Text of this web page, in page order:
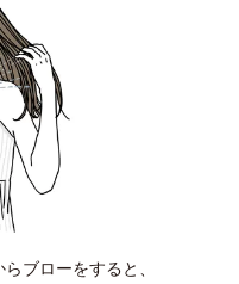
ブローをすると、